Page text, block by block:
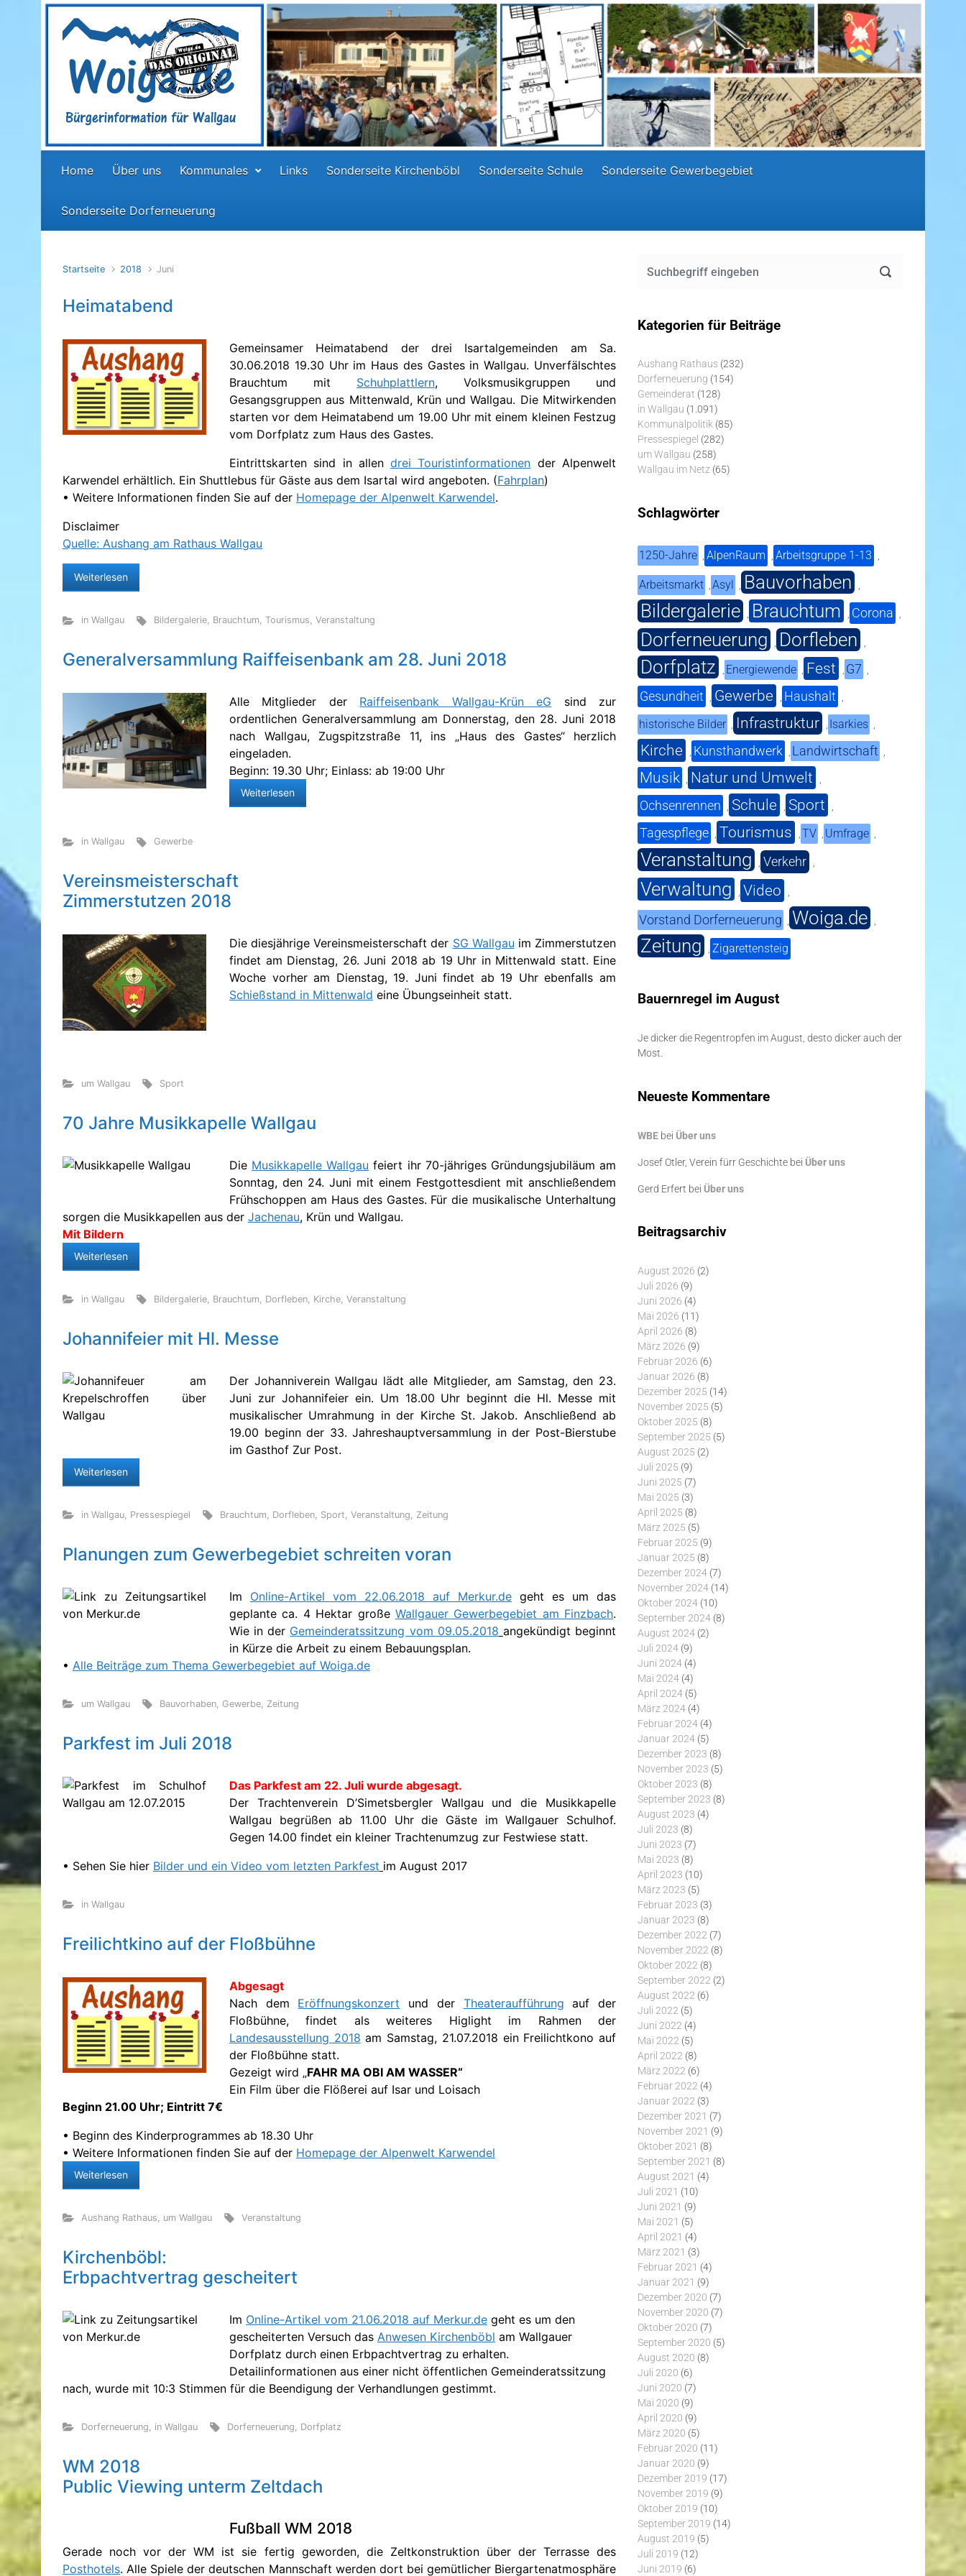
Zum Hauptinhalt springen
Home Über uns Kommunales Links Sonderseite Kirchenböbl Sonderseite Schule Sonderseite Gewerbegebiet
Sonderseite Dorferneuerung
Startseite 2018 Juni
Heimatabend
Gemeinsamer Heimatabend der drei Isartalgemeinden am Sa.
30.06.2018 19.30 Uhr im Haus des Gastes in Wallgau. Unverfälschtes
Brauchtum mit Schuhplattlern, Volksmusikgruppen und
Gesangsgruppen aus Mittenwald, Krün und Wallgau. Die Mitwirkenden
starten vor dem Heimatabend um 19.00 Uhr mit einem kleinen Festzug
vom Dorfplatz zum Haus des Gastes.
Eintrittskarten sind in allendrei Touristinformationen der Alpenwelt
Karwendel erhältlich. Ein Shuttlebus für Gäste aus dem Isartal wird angeboten. (Fahrplan)
• Weitere Informationen finden Sie auf der Homepage der Alpenwelt Karwendel.
Disclaimer
Quelle: Aushang am Rathaus Wallgau
Weiterlesen
in Wallgau Bildergalerie, Brauchtum,Tourismus,Veranstaltung
Generalversammlung Raiffeisenbank am 28. Juni 2018
Alle Mitglieder der Raiffeisenbank Wallgau-Krün eG sind zur
ordentlichen Generalversammlung am Donnerstag, den 28. Juni 2018
nach Wallgau, Zugspitzstraße 11, ins „Haus des Gastes“ herzlich
eingeladen.
Beginn: 19.30 Uhr; Einlass: ab 19:00 Uhr
Weiterlesen
in Wallgau Gewerbe
Vereinsmeisterschaft
Zimmerstutzen 2018
Die diesjährige Vereinsmeisterschaft der SG Wallgau im Zimmerstutzen
findet am Dienstag, 26. Juni 2018 ab 19 Uhr in Mittenwald statt. Eine
Woche vorher am Dienstag, 19. Juni findet ab 19 Uhr ebenfalls am
Schießstand in Mittenwald eine Übungseinheit statt.
um Wallgau Sport
70 Jahre Musikkapelle Wallgau
Die Musikkapelle Wallgau feiert ihr 70-jähriges Gründungsjubiläum am
Sonntag, den 24. Juni mit einem Festgottesdient mit anschließendem
Frühschoppen am Haus des Gastes. Für die musikalische Unterhaltung
sorgen die Musikkapellen aus der Jachenau, Krün und Wallgau.
Mit Bildern
Weiterlesen
in Wallgau Bildergalerie Brauchtum Dorfleben Kirche ,Veranstaltung
Johannifeier mit Hl. Messe
Der Johanniverein Wallgau lädt alle Mitglieder, am Samstag, den 23.
Juni zur Johannifeier ein. Um 18.00 Uhr beginnt die Hl. Messe mit
musikalischer Umrahmung in der Kirche St. Jakob. Anschließend ab
19.00 beginn der 33. Jahreshauptversammlung in der Post-Bierstube
im Gasthof Zur Post.
Weiterlesen
in Wallgau, Pressespiegel Brauchtum Dorfleben Sport ,Veranstaltung Zeitung
Planungen zum Gewerbegebiet schreiten voran
Im Online-Artikel vom 22.06.2018 auf Merkur.de geht es um das
geplante ca. 4 Hektar große Wallgauer Gewerbegebiet am Finzbach.
Wie in der Gemeinderatssitzung vom 09.05.2018 angekündigt beginnt
in Kürze die Arbeit zu einem Bebauungsplan.
• Alle Beiträge zum Thema Gewerbegebiet auf Woiga.de
um Wallgau Bauvorhaben Gewerbe Zeitung
Parkfest im Juli 2018
Das Parkfest am 22. Juli wurde abgesagt.
Der Trachtenverein D’Simetsbergler Wallgau und die Musikkapelle
Wallgau begrüßen ab 11.00 Uhr die Gäste im Wallgauer Schulhof.
Gegen 14.00 findet ein kleiner Trachtenumzug zur Festwiese statt.
• Sehen Sie hier Bilder und ein Video vom letzten Parkfest im August 2017
in Wallgau
Freilichtkino auf der Floßbühne
Abgesagt
Nach dem Eröffnungskonzert und der Theateraufführung auf der
Floßbühne, findet als weiteres Higlight im Rahmen der
Landesausstellung 2018 am Samstag, 21.07.2018 ein Freilichtkono auf
der Floßbühne statt.
Gezeigt wird „FAHR MA OBI AM WASSER“
Ein Film über die Flößerei auf Isar und Loisach
Beginn 21.00 Uhr; Eintritt 7€
• Beginn des Kinderprogrammes ab 18.30 Uhr
• Weitere Informationen finden Sie auf der Homepage der Alpenwelt Karwendel
Weiterlesen
Aushang Rathaus um Wallgau Veranstaltung
Kirchenböbl:
Erbpachtvertrag gescheitert
Im Online-Artikel vom 21.06.2018 auf Merkur.de geht es um den
gescheiterten Versuch das Anwesen Kirchenböbl am Wallgauer
Dorfplatz durch einen Erbpachtvertrag zu erhalten.
Detailinformationen aus einer nicht öffentlichen Gemeinderatssitzung
nach, wurde mit 10:3 Stimmen für die Beendigung der Verhandlungen gestimmt.
Dorferneuerung in Wallgau Dorferneuerung Dorfplatz
WM 2018
Public Viewing unterm Zeltdach
Fußball WM 2018
Gerade noch vor der WM ist sie fertig geworden, die Zeltkonstruktion über der Terrasse des
Posthotels. Alle Spiele der deutschen Mannschaft werden dort bei gemütlicher Biergartenatmosphäre
Kategorien für Beiträge
Aushang Rathaus (232)
Dorferneuerung (154)
Gemeinderat (128)
in Wallgau (1.091)
Kommunalpolitik (85)
Pressespiegel (282)
um Wallgau (258)
Wallgau im Netz (65)
Schlagwörter
1250-Jahre , AlpenRaum , Arbeitsgruppe 1-13 ,
Arbeitsmarkt ,Asyl , Bauvorhaben ,
Bildergalerie , Brauchtum , Corona ,
Dorferneuerung , Dorfleben ,
Dorfplatz , Energiewende , Fest , G7 ,
Gesundheit , Gewerbe , Haushalt ,
historische Bilder , Infrastruktur , Isarkies ,
Kirche , Kunsthandwerk , Landwirtschaft ,
Musik , Natur und Umwelt ,
Ochsenrennen , Schule , Sport ,
Tagespflege , Tourismus ,TV , Umfrage ,
Veranstaltung , Verkehr ,
Verwaltung , Video ,
Vorstand Dorferneuerung , Woiga.de ,
Zeitung , Zigarettensteig
Bauernregel im August
Je dicker die Regentropfen im August, desto dicker auch der
Most.
Neueste Kommentare
WBE bei Über uns
Josef Otler, Verein fürr Geschichte bei Über uns
Gerd Erfert bei Über uns
Beitragsarchiv
August 2026 (2)
Juli 2026 (9)
Juni 2026 (4)
Mai 2026 (11)
April 2026 (8)
März 2026 (9)
Februar 2026 (6)
Januar 2026 (8)
Dezember 2025 (14)
November 2025 (5)
Oktober 2025 (8)
September 2025 (5)
August 2025 (2)
Juli 2025 (9)
Juni 2025 (7)
Mai 2025 (3)
April 2025 (8)
März 2025 (5)
Februar 2025 (9)
Januar 2025 (8)
Dezember 2024 (7)
November 2024 (14)
Oktober 2024 (10)
September 2024 (8)
August 2024 (2)
Juli 2024 (9)
Juni 2024 (4)
Mai 2024 (4)
April 2024 (5)
März 2024 (4)
Februar 2024 (4)
Januar 2024 (5)
Dezember 2023 (8)
November 2023 (5)
Oktober 2023 (8)
September 2023 (8)
August 2023 (4)
Juli 2023 (8)
Juni 2023 (7)
Mai 2023 (8)
April 2023 (10)
März 2023 (5)
Februar 2023 (3)
Januar 2023 (8)
Dezember 2022 (7)
November 2022 (8)
Oktober 2022 (8)
September 2022 (2)
August 2022 (6)
Juli 2022 (5)
Juni 2022 (4)
Mai 2022 (5)
April 2022 (8)
März 2022 (6)
Februar 2022 (4)
Januar 2022 (3)
Dezember 2021 (7)
November 2021 (9)
Oktober 2021 (8)
September 2021 (8)
August 2021 (4)
Juli 2021 (10)
Juni 2021 (9)
Mai 2021 (5)
April 2021 (4)
März 2021 (3)
Februar 2021 (4)
Januar 2021 (9)
Dezember 2020 (7)
November 2020 (7)
Oktober 2020 (7)
September 2020 (5)
August 2020 (8)
Juli 2020 (6)
Juni 2020 (7)
Mai 2020 (9)
April 2020 (9)
März 2020 (5)
Februar 2020 (11)
Januar 2020 (9)
Dezember 2019 (17)
November 2019 (9)
Oktober 2019 (10)
September 2019 (14)
August 2019 (5)
Juli 2019 (12)
Juni 2019 (6)